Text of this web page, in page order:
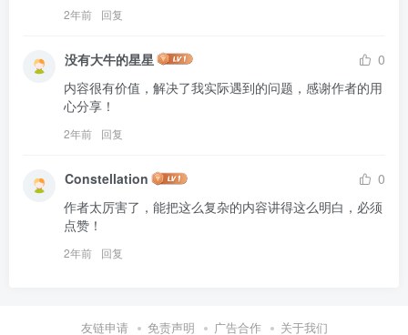
2年前 回复
没有大牛的星星
0
内容很有价值，解决了我实际遇到的问题，感谢作者的用
心分享！
2年前 回复
Constellation
0
作者太厉害了，能把这么复杂的内容讲得这么明白，必须
点赞！
2年前 回复
友链申请 免责声明 广告合作 关于我们